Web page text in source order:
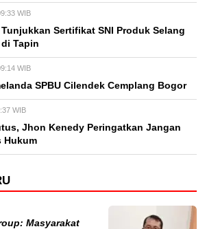
WIB
Sertifikat SNI Produk Selang
di Tapin
WIB
SPBU Cilendek Cemplang Bogor
WIB
Jhon Kenedy Peringatkan Jangan
Hukum
Masyarakat